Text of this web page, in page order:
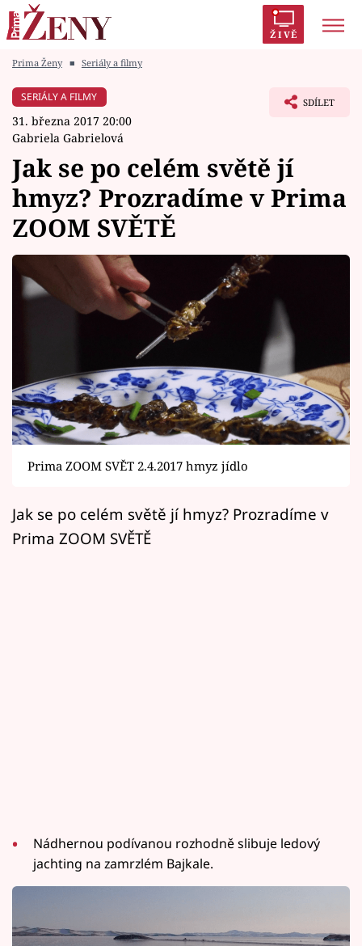
ŽIVĚ
Módní alarm
Témata
Celebrity
Vztahy
Horoskopy
Sledujte prima+
Filmový festival Karlovy Vary
Mámy sobě
Prima Ženy ■ Seriály a filmy
SERIÁLY A FILMY
31. března 2017 20:00
Gabriela Gabrielová
SDÍLET
Jak se po celém světě jí
hmyz? Prozradíme v Prima
ZOOM SVĚTĚ
Prima ZOOM SVĚT 2.4.2017 hmyz jídlo
Jak se po celém světě jí hmyz? Prozradíme v
Prima ZOOM SVĚTĚ
Nádhernou podívanou rozhodně slibuje ledový
jachting na zamrzlém Bajkale.